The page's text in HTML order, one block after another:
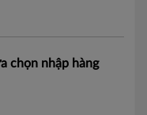
chọn nhập hàng